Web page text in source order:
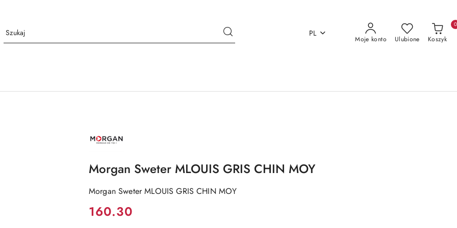
PL
Moje konto Ulubione Koszyk
0
PRODUCENTA:
MORGAN
Morgan Sweter MLOUIS GRIS CHIN MOY
Morgan Sweter MLOUIS GRIS CHIN MOY
Cena:
160.30